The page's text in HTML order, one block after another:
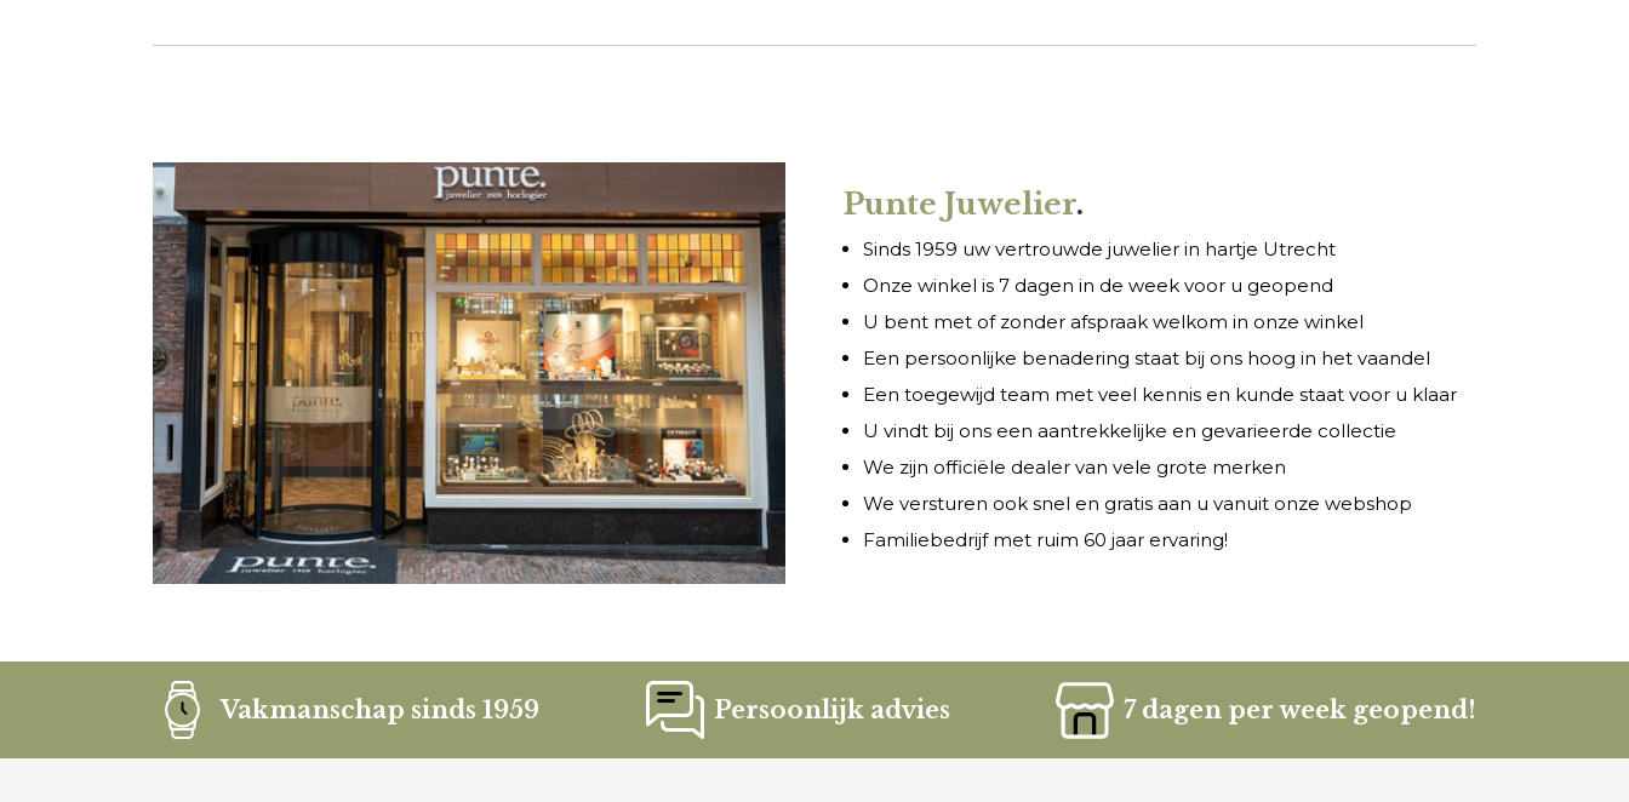
Punte Juwelier.
Sinds 1959 uw vertrouwde juwelier in hartje Utrecht
Onze winkel is 7 dagen in de week voor u geopend
U bent met of zonder afspraak welkom in onze winkel
Een persoonlijke benadering staat bij ons hoog in het vaandel
Een toegewijd team met veel kennis en kunde staat voor u klaar
U vindt bij ons een aantrekkelijke en gevarieerde collectie
We zijn officiële dealer van vele grote merken
We versturen ook snel en gratis aan u vanuit onze webshop
Familiebedrijf met ruim 60 jaar ervaring!
Vakmanschap sinds 1959 Persoonlijk advies 7 dagen per week geopend!